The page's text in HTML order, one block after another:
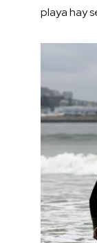
playa hay